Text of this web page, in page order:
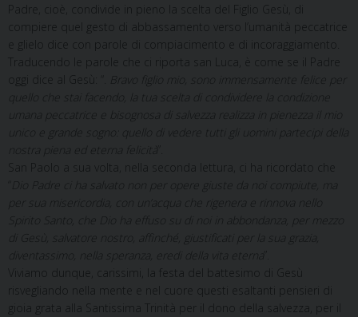
Padre, cioè, condivide in pieno la scelta del Figlio Gesù, di
compiere quel gesto di abbassamento verso l’umanità peccatrice
e glielo dice con parole di compiacimento e di incoraggiamento.
Traducendo le parole che ci riporta san Luca, è come se il Padre
oggi dice al Gesù: “.
quello che stai facendo, la tua scelta di condividere la condizione
umana peccatrice e bisognosa di salvezza realizza in pienezza il mio
San Paolo a sua volta, nella seconda lettura, ci ha ricordato che
Spirito Santo, che Dio ha effuso su di noi in abbondanza, per mezzo
di Gesù, salvatore nostro, affinché, giustificati per la sua grazia,
diventassimo, nella speranza, eredi della vita eterna
Viviamo dunque, carissimi, la festa del battesimo di Gesù
risvegliando nella mente e nel cuore questi esaltanti pensieri di
gioia grata alla Santissima Trinità per il dono della salvezza, per il